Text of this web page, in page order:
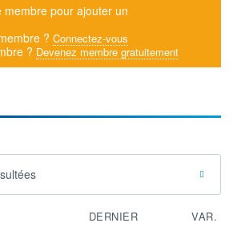
membre pour ajouter un
? Connectez-vous
? Devenez membre gratuitement
DERNIER VAR.